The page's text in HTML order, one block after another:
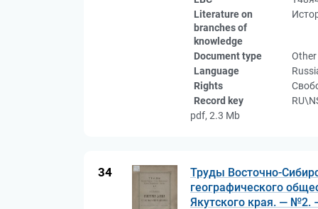
Literature on
branches of
knowledge
Document type
Other
Language
Rights
Record key
pdf, 2.3 Mb
34
Труды Восточно-
географического
Якутского края. — №2.